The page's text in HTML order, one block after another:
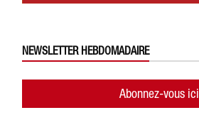
NEWSLETTER HEBDOMADAIRE
Abonnez-vous ici